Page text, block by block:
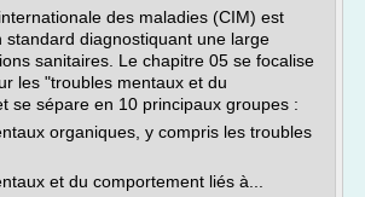
des maladies (CIM) est
standard diagnostiquant une large
sanitaires. Le chapitre 05 se focalise
les "troubles mentaux et du
se sépare en 10 principaux groupes :
organiques, y compris les troubles
et du comportement liés à...